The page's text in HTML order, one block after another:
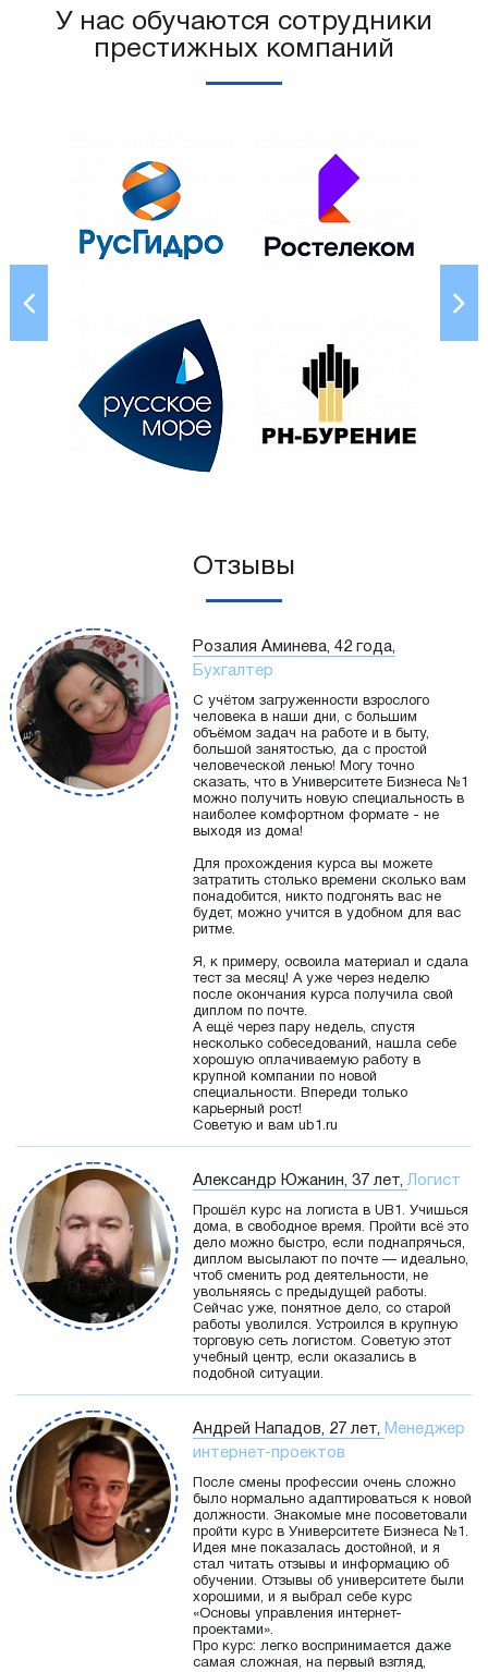
У нас обучаются сотрудники
престижных компаний
Отзывы
Розалия Аминева, 42 года,
Бухгалтер
С учётом загруженности взрослого
человека в наши дни, с большим
объёмом задач на работе и в быту,
большой занятостью, да с простой
человеческой ленью! Могу точно
сказать, что в Университете Бизнеса №1
можно получить новую специальность в
наиболее комфортном формате - не
выходя из дома!
Для прохождения курса вы можете
затратить столько времени сколько вам
понадобится, никто подгонять вас не
будет, можно учится в удобном для вас
ритме.
Я, к примеру, освоила материал и сдала
тест за месяц! А уже через неделю
после окончания курса получила свой
диплом по почте.
А ещё через пару недель, спустя
несколько собеседований, нашла себе
хорошую оплачиваемую работу в
крупной компании по новой
специальности. Впереди только
карьерный рост!
Советую и вам ub1.ru
Александр Южанин, 37 лет,Логист
Прошёл курс на логиста в UB1. Учишься
дома, в свободное время. Пройти всё это
дело можно быстро, если поднапрячься,
диплом высылают по почте — идеально,
чтоб сменить род деятельности, не
увольняясь с предыдущей работы.
Сейчас уже, понятное дело, со старой
работы уволился. Устроился в крупную
торговую сеть логистом. Советую этот
учебный центр, если оказались в
подобной ситуации.
Андрей Нападов, 27 лет, Менеджер
интернет-проектов
После смены профессии очень сложно
было нормально адаптироваться к новой
должности. Знакомые мне посоветовали
пройти курс в Университете Бизнеса №1.
Идея мне показалась достойной, и я
стал читать отзывы и информацию об
обучении. Отзывы об университете были
хорошими, и я выбрал себе курс
«Основы управления интернет-
проектами».
Про курс: легко воспринимается даже
самая сложная, на первый взгляд,